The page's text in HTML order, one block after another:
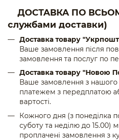
ДОСТАВКА ПО
службами доставки)
Доставка товару
Ваше замовлення після
замовлення та послуг по
Доставка товару "Новою
Ваше замовлення з
платежем з передплатою
вартості.
Кожного дня (з понеділка
суботу та неділю до 15.00)
проплачені замовлення з